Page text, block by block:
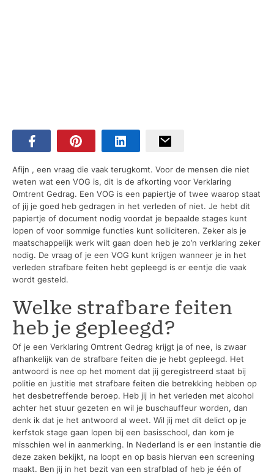
Afijn , een vraag die vaak terugkomt. Voor de mensen die niet
weten wat een VOG is, dit is de afkorting voor Verklaring
Omtrent Gedrag. Een VOG is een papiertje of twee waarop staat
of jij je goed heb gedragen in het verleden of niet. Je hebt dit
papiertje of document nodig voordat je bepaalde stages kunt
lopen of voor sommige functies kunt solliciteren. Zeker als je
maatschappelijk werk wilt gaan doen heb je zo’n verklaring zeker
nodig. De vraag of je een VOG kunt krijgen wanneer je in het
verleden strafbare feiten hebt gepleegd is er eentje die vaak
wordt gesteld.
Welke strafbare feiten
heb je gepleegd?
Of je een Verklaring Omtrent Gedrag krijgt ja of nee, is zwaar
afhankelijk van de strafbare feiten die je hebt gepleegd. Het
antwoord is nee op het moment dat jij geregistreerd staat bij
politie en justitie met strafbare feiten die betrekking hebben op
het desbetreffende beroep. Heb jij in het verleden met alcohol
achter het stuur gezeten en wil je buschauffeur worden, dan
denk ik dat je het antwoord al weet. Wil jij met dit delict op je
kerfstok stage gaan lopen bij een basisschool, dan kom je
misschien wel in aanmerking. In Nederland is er een instantie die
deze zaken bekijkt, na loopt en op basis hiervan een screening
maakt. Ben jij in het bezit van een strafblad of heb je één of